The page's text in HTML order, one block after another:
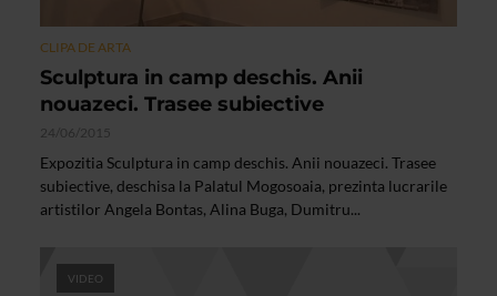
CLIPA DE ARTA
Sculptura in camp deschis. Anii
nouazeci. Trasee subiective
24/06/2015
Expozitia Sculptura in camp deschis. Anii nouazeci. Trasee
subiective, deschisa la Palatul Mogosoaia, prezinta lucrarile
artistilor Angela Bontas, Alina Buga, Dumitru...
VIDEO